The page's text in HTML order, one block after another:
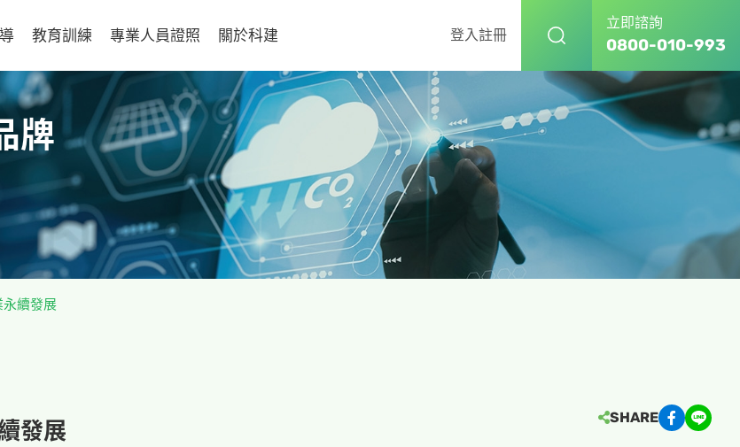
教育訓練 專業人員證照 關於科建 登入註冊
立即諮詢
0800-010-993
牌
永續發展
發展 SHARE